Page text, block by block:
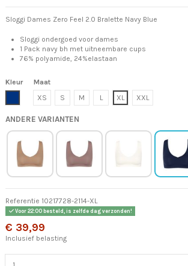
Sloggi Dames Zero Feel 2.0 Bralette Navy Blue
Sloggi ondergoed voor dames
1 Pack navy bh met uitneembare cups
76% polyamide, 24%elastaan
Kleur
Maat
XS
S M L XL XXL
ANDERE VARIANTEN
Referentie 10217728-2114-XL
Voor 22:00 besteld, is zelfde dag verzonden!
€ 39,99
Inclusief belasting